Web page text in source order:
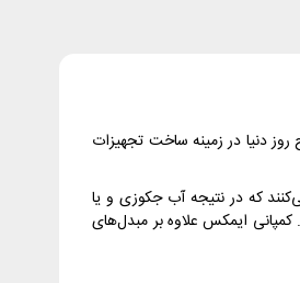
دنیا در زمینه ساخت تجهیزات
که در نتیجه آب جکوزی و یا
ایمکس علاوه بر مبدل‌های